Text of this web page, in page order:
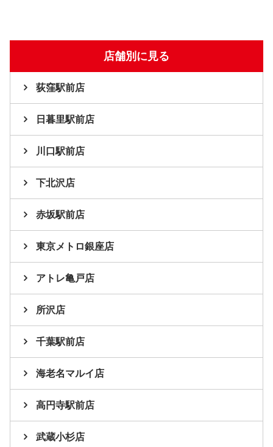
店舗別に見る
荻窪駅前店
日暮里駅前店
川口駅前店
下北沢店
赤坂駅前店
東京メトロ銀座店
アトレ亀戸店
所沢店
千葉駅前店
海老名マルイ店
高円寺駅前店
武蔵小杉店